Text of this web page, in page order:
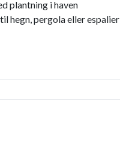
plantning i haven
hegn, pergola eller espalier